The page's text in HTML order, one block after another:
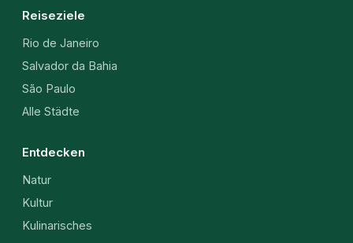
Reiseziele
Rio de Janeiro
Salvador da Bahia
São Paulo
Alle Städte
Entdecken
Natur
Kultur
Kulinarisches